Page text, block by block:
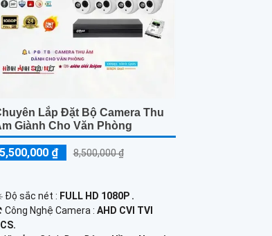
Lắp Đặt Bộ Camera Thu
Giành Cho Văn Phòng
5,500,000 ₫ 8,500,000 ₫
Độ sắc nét : FULL HD 1080P .
Công Nghệ Camera : AHD CVI TVI